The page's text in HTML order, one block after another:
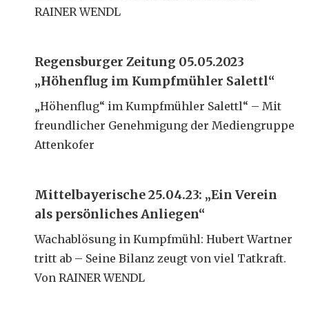
RAINER WENDL
Regensburger Zeitung 05.05.2023
„Höhenflug im Kumpfmühler Salettl“
„Höhenflug“ im Kumpfmühler Salettl“ – Mit
freundlicher Genehmigung der Mediengruppe
Attenkofer
Mittelbayerische 25.04.23: „Ein Verein
als persönliches Anliegen“
Wachablösung in Kumpfmühl: Hubert Wartner
tritt ab – Seine Bilanz zeugt von viel Tatkraft.
Von RAINER WENDL